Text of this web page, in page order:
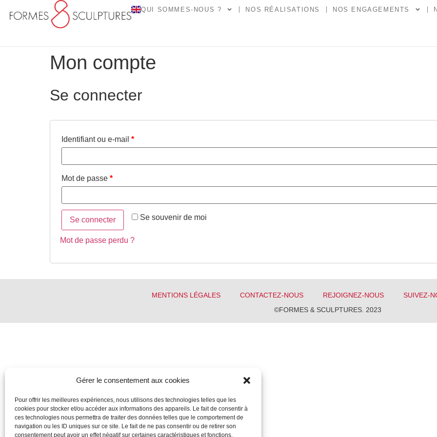
Gérer le consentement aux cookies
Pour offrir les meilleures expériences, nous utilisons des technologies telles que les
cookies pour stocker et/ou accéder aux informations des appareils. Le fait de consentir à
ces technologies nous permettra de traiter des données telles que le comportement de
navigation ou les ID uniques sur ce site. Le fait de ne pas consentir ou de retirer son
consentement peut avoir un effet négatif sur certaines caractéristiques et fonctions.
QUI SOMMES-NOUS ? NOS RÉALISATIONS NOS ENGAGEMENTS
Mon compte
Se connecter
Identifiant ou e-mail *
Mot de passe *
Se souvenir de moi
Se connecter
Mot de passe perdu ?
MENTIONS LÉGALES CONTACTEZ-NOUS REJOIGNEZ-NOUS
SUIVEZ-
©FORMES & SCULPTURES. 2023